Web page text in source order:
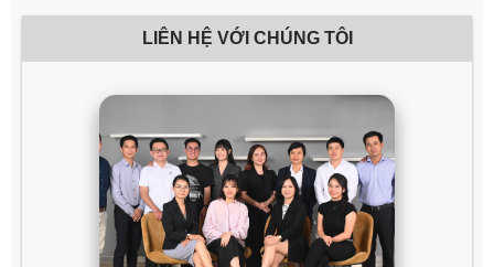
LIÊN HỆ VỚI CHÚNG TÔI